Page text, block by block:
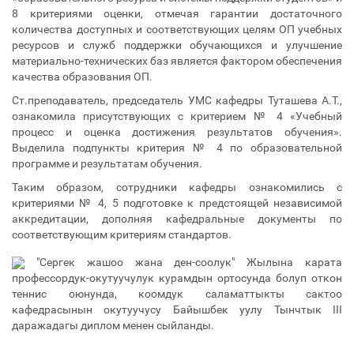
8 критериями оценки, отмечая гарантии достаточного
количества доступных и соответствующих целям ОП учебных
ресурсов и служб поддержки обучающихся и улучшение
материально-технических баз является фактором обеспечения
качества образования ОП.
Ст.преподаватель, председатель УМС кафедры Туташева А.Т.,
ознакомила присутствующих с критерием № 4 «Учебный
процесс и оценка достижения результатов обучения».
Выделила подпункты критерия № 4 по образовательной
программе и результатам обучения.
Таким образом, сотрудники кафедры ознакомились с
критериями № 4, 5 подготовке к предстоящей независимой
аккредитации, дополняя кафедральные документы по
соответствующим критериям стандартов.
"Сергек жашоо жана ден-соолук" Жылына карата
профессордук-окутуучулук курамдын ортосунда болуп откон
теннис оюнунда, коомдук саламаттыкты сактоо
кафедрасынын окутуучусу Байышбек уулу Тынчтык III
даражадагы диплом менен сыйланды.